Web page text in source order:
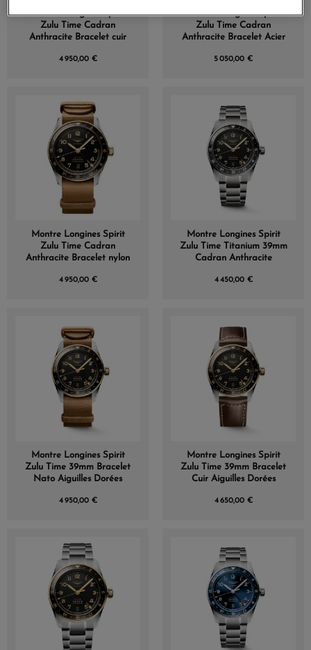
Montre Longines Spirit
Zulu Time Cadran
Anthracite Bracelet cuir
4 950,00 €
Montre Longines Spirit
Zulu Time Cadran
Anthracite Bracelet Acier
5 050,00 €
Montre Longines Spirit
Zulu Time Cadran
Anthracite Bracelet nylon
4 950,00 €
Montre Longines Spirit
Zulu Time Titanium 39mm
Cadran Anthracite
4 450,00 €
Montre Longines Spirit
Zulu Time 39mm Bracelet
Nato Aiguilles Dorées
4 950,00 €
Montre Longines Spirit
Zulu Time 39mm Bracelet
Cuir Aiguilles Dorées
4 650,00 €